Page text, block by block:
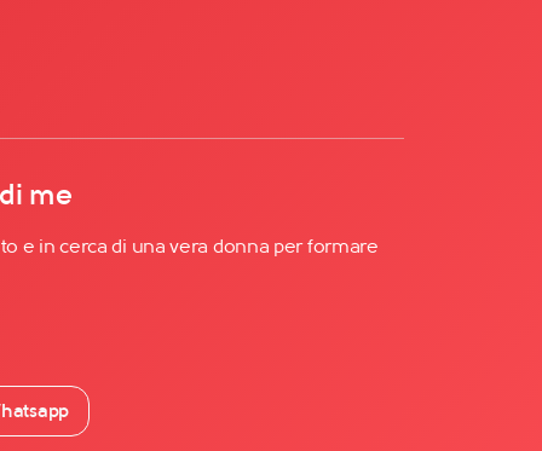
me
e in cerca di una vera donna per formare